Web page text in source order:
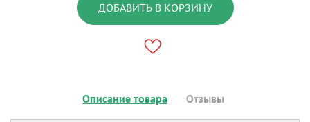
ДОБАВИТЬ В КОРЗИНУ
Описание товара Отзывы